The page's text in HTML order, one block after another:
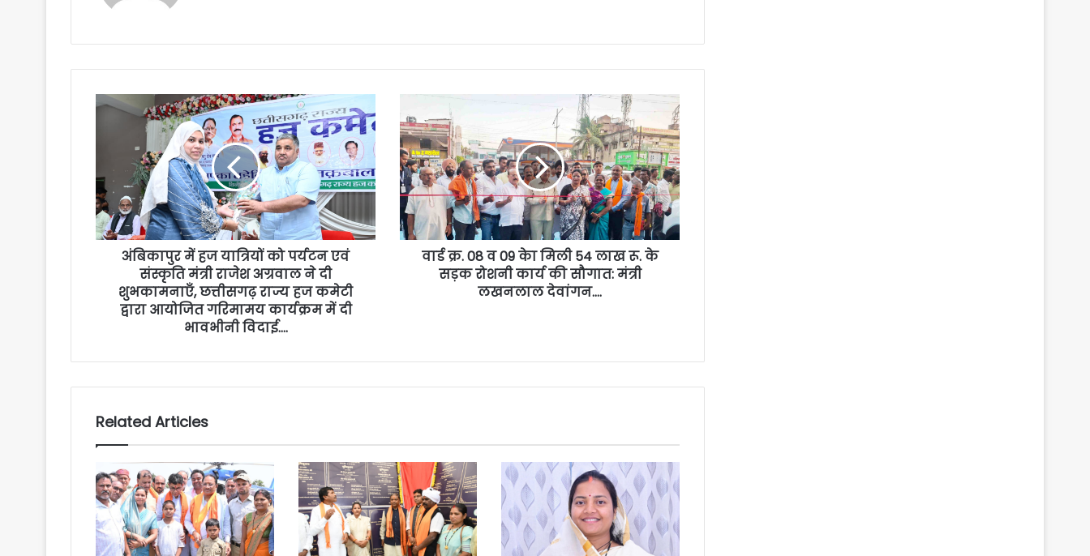
अंबिकापुर में हज यात्रियों को पर्यटन एवं
संस्कृति मंत्री राजेश अग्रवाल ने दी
शुभकामनाएँ, छत्तीसगढ़ राज्य हज कमेटी
द्वारा आयोजित गरिमामय कार्यक्रम में दी
भावभीनी विदाई….
वार्ड क्र. 08 व 09 केा मिली 54 लाख रू. के
सड़क रोशनी कार्य की सौगात: मंत्री
लखनलाल देवांगन….
Related Articles